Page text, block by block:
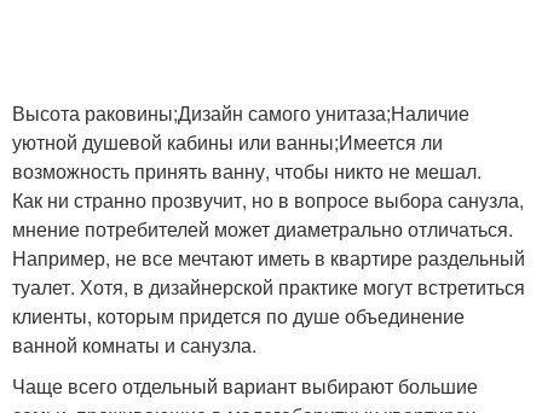
Высота раковины;Дизайн самого унитаза;Наличие
уютной душевой кабины или ванны;Имеется ли
возможность принять ванну, чтобы никто не мешал.
Как ни странно прозвучит, но в вопросе выбора санузла,
мнение потребителей может диаметрально отличаться.
Например, не все мечтают иметь в квартире раздельный
туалет. Хотя, в дизайнерской практике могут встретиться
клиенты, которым придется по душе объединение
ванной комнаты и санузла.
Чаще всего отдельный вариант выбирают большие